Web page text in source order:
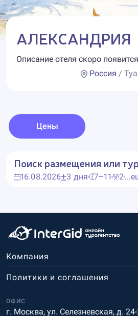
АЛЕКСАНДРИЯ
Описание отеля скоро
Россия /
Цены
Поиск размещения или
16.08.2026 3 дня 7–11 2
Компания
ОФИС
г. Москва, ул. Селезневская, д.
Политики и соглашения